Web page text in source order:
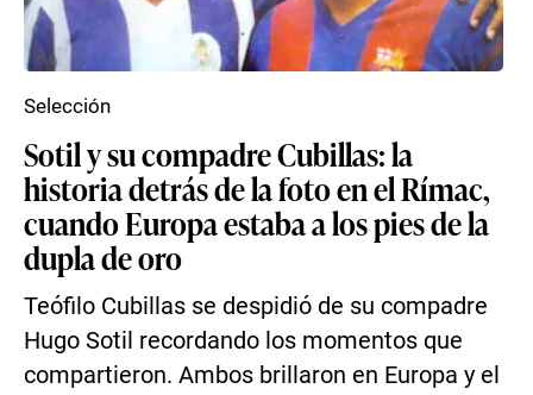
Sotil y su compadre Cubillas: la
historia detrás de la foto en el Rímac,
cuando Europa estaba a los pies de la
dupla de oro
Teófilo Cubillas se despidió de su compadre
Hugo Sotil recordando los momentos que
compartieron. Ambos brillaron en Europa y el
Selección